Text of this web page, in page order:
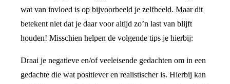
wat van invloed is op bijvoorbeeld je zelfbeeld. Maar dit
betekent niet dat je daar voor altijd zo’n last van blijft
houden! Misschien helpen de volgende tips je hierbij:
Draai je negatieve en/of veeleisende gedachten om in een
gedachte die wat positiever en realistischer is. Hierbij kan